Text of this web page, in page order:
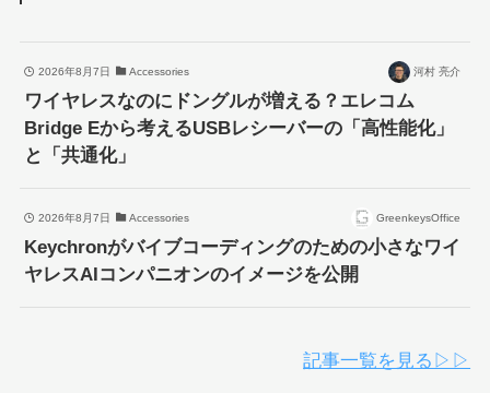
2026年8月7日 Accessories 河村 亮介
ワイヤレスなのにドングルが増える？エレコム
Bridge Eから考えるUSBレシーバーの「高性能化」
と「共通化」
2026年8月7日 Accessories GreenkeysOffice
Keychronがバイブコーディングのための小さなワイ
ヤレスAIコンパニオンのイメージを公開
記事一覧を見る▷▷